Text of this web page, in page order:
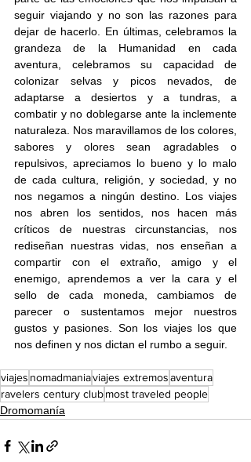
seguir viajando y no son las razones para
dejar de hacerlo. En últimas, celebramos la
grandeza de la Humanidad en cada
aventura, celebramos su capacidad de
colonizar selvas y picos nevados, de
adaptarse a desiertos y a tundras, a
combatir y no doblegarse ante la inclemente
naturaleza. Nos maravillamos de los colores,
sabores y olores sean agradables o
repulsivos, apreciamos lo bueno y lo malo
de cada cultura, religión, y sociedad, y no
nos negamos a ningún destino. Los viajes
nos abren los sentidos, nos hacen más
críticos de nuestras circunstancias, nos
rediseñan nuestras vidas, nos enseñan a
compartir con el extraño, amigo y el
enemigo, aprendemos a ver la cara y el
sello de cada moneda, cambiamos de
parecer o sustentamos mejor nuestros
gustos y pasiones. Son los viajes los que
nos definen y nos dictan el rumbo a seguir.
viajes nomadmaniaviajes extremosaventura
ravelers century clubmost traveled people
Dromomanía